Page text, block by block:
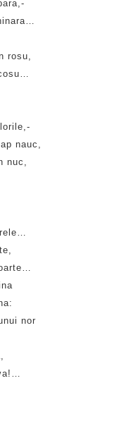
rosu,
nauc,
nuc,
nor